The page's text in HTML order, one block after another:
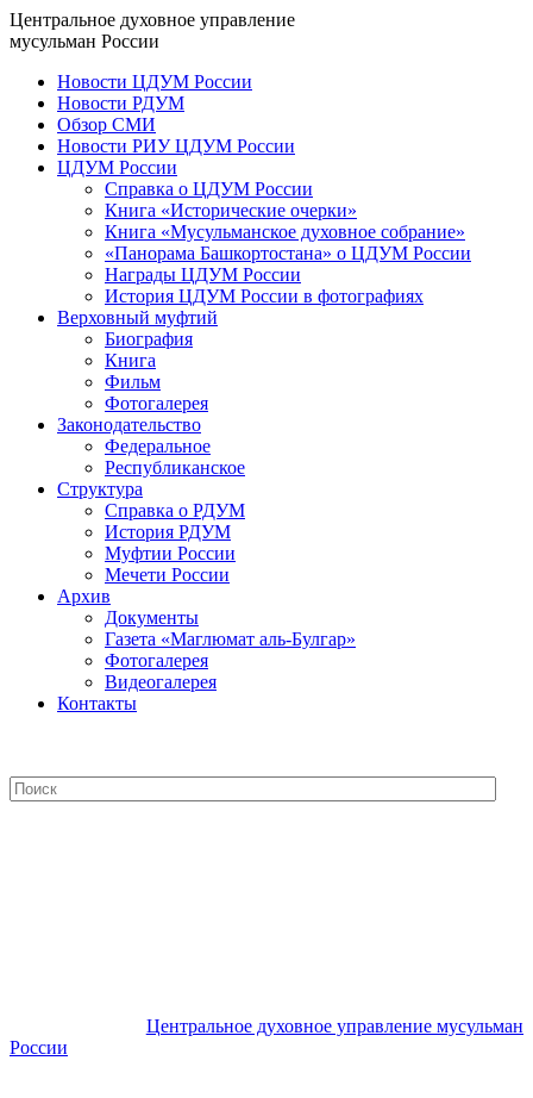
Центральное духовное управление
мусульман России
Новости ЦДУМ России
Новости РДУМ
Обзор СМИ
Новости РИУ ЦДУМ России
ЦДУМ России
Справка о ЦДУМ России
Книга «Исторические очерки»
Книга «Мусульманское духовное собрание»
«Панорама Башкортостана» о ЦДУМ России
Награды ЦДУМ России
История ЦДУМ России в фотографиях
Верховный муфтий
Биография
Книга
Фильм
Фотогалерея
Законодательство
Федеральное
Республиканское
Структура
Справка о РДУМ
История РДУМ
Муфтии России
Мечети России
Архив
Документы
Газета «Маглюмат аль-Булгар»
Фотогалерея
Видеогалерея
Контакты
Центральное духовное управление мусульман
России